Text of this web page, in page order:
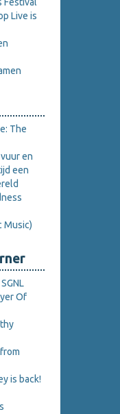
Live is
The
en
een
Music)
Of
is back!